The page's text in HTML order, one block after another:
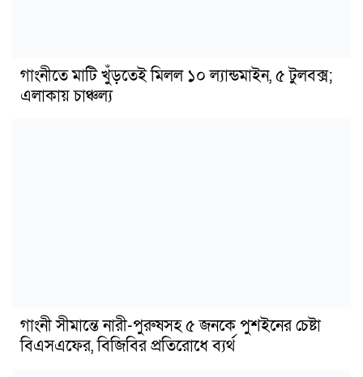
গাংনীতে মাটি খুঁড়তেই মিলল ১০ ল্যান্ডমাইন, ৫ টুলবক্স;
এলাকায় চাঞ্চল্য
গাংনী সীমান্তে নারী-পুরুষসহ ৫ জনকে পুশইনের চেষ্টা
বিএসএফের, বিজিবির প্রতিরোধে ব্যর্থ